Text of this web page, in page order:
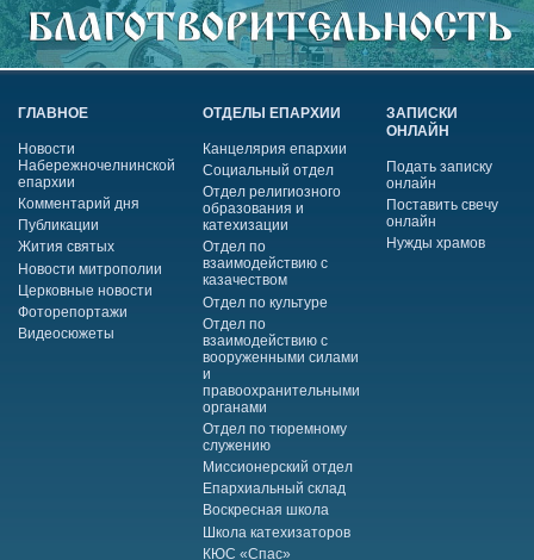
ГЛАВНОЕ
Новости
Набережночелнинской
епархии
Комментарий дня
Публикации
Жития святых
Новости митрополии
Церковные новости
Фоторепортажи
Видеосюжеты
ОТДЕЛЫ ЕПАРХИИ
Канцелярия епархии
Социальный отдел
Отдел религиозного
образования и
катехизации
Отдел по
взаимодействию с
казачеством
Отдел по культуре
Отдел по
взаимодействию с
вооруженными силами
и
правоохранительными
органами
Отдел по тюремному
служению
Миссионерский отдел
Епархиальный склад
Воскресная школа
Школа катехизаторов
КЮС «Спас»
ЗАПИСКИ
ОНЛАЙН
Подать записку
онлайн
Поставить свечу
онлайн
Нужды храмов